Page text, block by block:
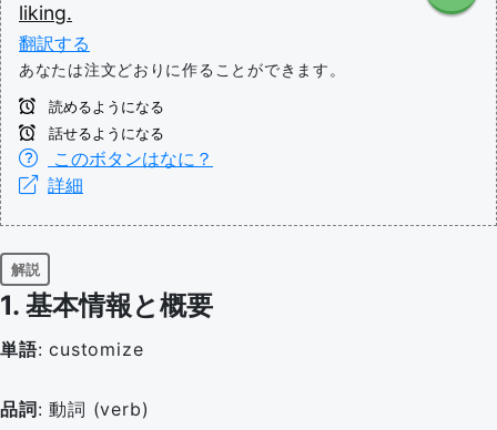
liking.
翻訳する
あなたは注文どおりに作ることができます。
読めるようになる
話せるようになる
このボタンはなに？
詳細
解説
1. 基本情報と概要
単語: customize
品詞: 動詞 (verb)